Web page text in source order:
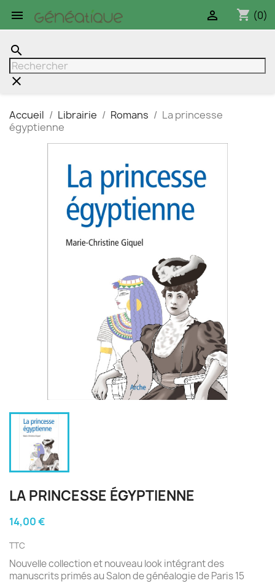
 shopping_cart (0)

search
clear
Accueil Librairie Romans
La princesse
égyptienne
LA PRINCESSE ÉGYPTIENNE
14,00 €
TTC
Nouvelle collection et nouveau look intégrant des
manuscrits primés au Salon de généalogie de Paris 15